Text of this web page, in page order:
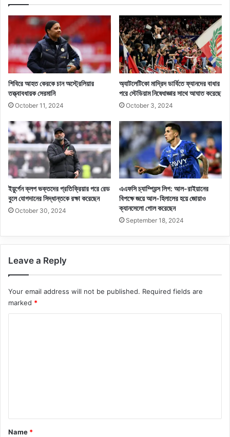
শিবিরে আহত কেরকে চান অস্ট্রেলিয়ার
তত্ত্বাবধায়ক সেরমানি
October 11, 2024
অ্যাটলেটিকো মাদ্রিদ ডার্বিতে ফ্যানদের বাধার
পরে স্টেডিয়াম নিষেধাজ্ঞার সাথে আঘাত করেছে
October 3, 2024
ইয়ুর্গেন ক্লপ ভক্তদের প্রতিক্রিয়ার পরে রেড
বুলে যোগদানের সিদ্ধান্তকে রক্ষা করেছেন
October 30, 2024
এএফসি চ্যাম্পিয়ন্স লিগ: আল-রাইয়ানের
বিপক্ষে জয়ে আল-হিলালের হয়ে জোয়াও
ক্যানসেলো গোল করেছেন
September 18, 2024
Leave a Reply
Your email address will not be published. Required fields are
marked *
*
Name *